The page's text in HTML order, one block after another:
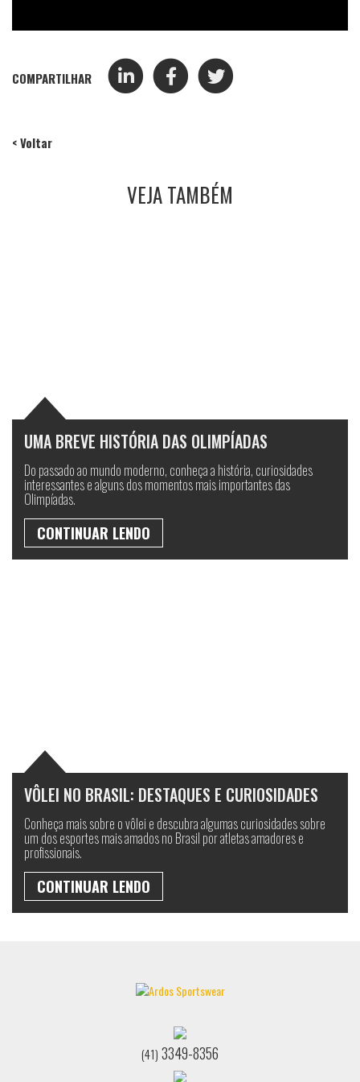
COMPARTILHAR
< Voltar
VEJA TAMBÉM
UMA BREVE HISTÓRIA DAS OLIMPÍADAS
Do passado ao mundo moderno, conheça a história, curiosidades
interessantes e alguns dos momentos mais importantes das
Olimpíadas.
CONTINUAR LENDO
VÔLEI NO BRASIL: DESTAQUES E CURIOSIDADES
Conheça mais sobre o vôlei e descubra algumas curiosidades sobre
um dos esportes mais amados no Brasil por atletas amadores e
profissionais.
CONTINUAR LENDO
(41) 3349-8356